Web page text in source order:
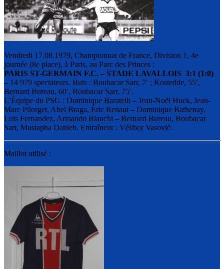
Vendredi 17.08.1979, Championnat de France, Division 1, 4e
journée (8e place), à Paris, au Parc des Princes :
PARIS ST-GERMAIN F.C. – STADE LAVALLOIS 3:1 (1:0)
– 14 979 spectateurs. Buts : Boubacar Sarr, 7′ ; Kostedde, 55′,
Bernard Bureau, 60′, Boubacar Sarr, 75′.
L’Équipe du PSG : Dominique Baratelli – Jean-Noёl Huck, Jean-
Marc Pilorget, Abel Braga, Éric Renaut – Dominique Bathenay,
Luis Fernandez, Armando Bianchi – Bernard Bureau, Boubacar
Sarr, Mustapha Dahleb. Entraîneur : Vélibor Vasović.
Maillot utilisé :